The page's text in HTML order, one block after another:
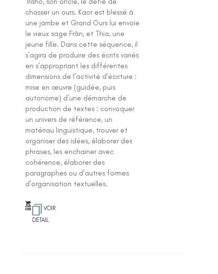
chasser un ours. Kaor est blessé à
une jambe et Grand Ours lui envoie
le vieux sage Frân, et Thia, une
jeune fille. Dans cette séquence, il
s'agira de produire des écrits variés
en s’appropriant les différentes
dimensions de l’activité d’écriture :
mise en œuvre (guidée, puis
autonome) d’une démarche de
production de textes : convoquer
un univers de référence, un
matériau linguistique, trouver et
organiser des idées, élaborer des
phrases, les enchainer avec
cohérence, élaborer des
paragraphes ou d’autres formes
d’organisation textuelles.
VOIR
DETAIL